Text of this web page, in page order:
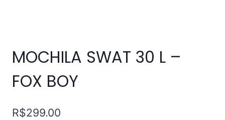
MOCHILA SWAT 30 L –
FOX BOY
R$299.00